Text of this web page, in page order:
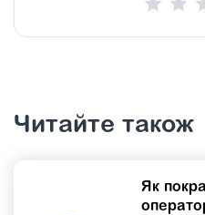
Читайте також
Як